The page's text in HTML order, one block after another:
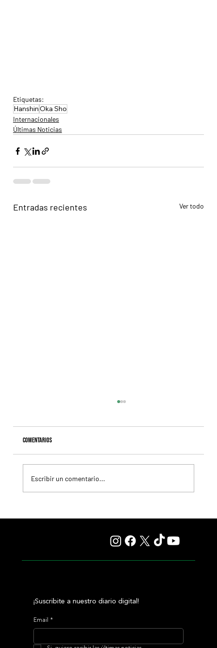
Etiquetas:
HanshinOka Sho
Internacionales
Últimas Noticias
Entradas recientes Ver todo
Comentarios
Escribir un comentario...
¡Suscribite a nuestro diario digital!
Email *